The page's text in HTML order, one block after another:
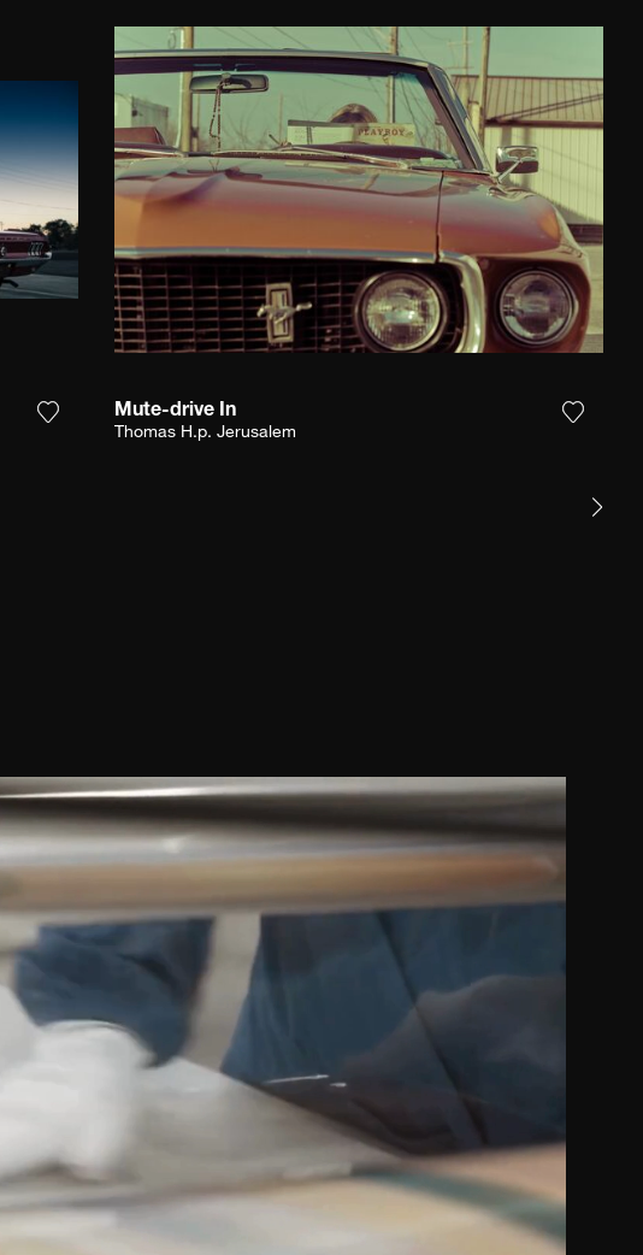
Aggiungi la fotografia alla mia lista dei desideri
Mute-drive In
Thomas H.p. Jerusalem